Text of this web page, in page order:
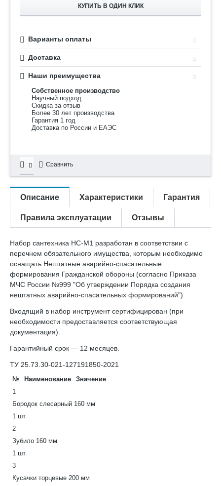
КУПИТЬ В ОДИН КЛИК
Варианты оплаты
Доставка
Наши преимущества
Собственное производство
Научный подход
Скидка за отзыв
Более 30 лет производства
Гарантия 1 год
Доставка по России и ЕАЭС
Сравнить
Описание Характеристики Гарантия
Правила эксплуатации Отзывы
Набор сантехника НС-М1 разработан в соответствии с
перечнем обязательного имущества, которым необходимо
оснащать Нештатные аварийно-спасательные
формирования Гражданской обороны (согласно Приказа
МЧС России №999 "Об утверждении Порядка создания
нештатных аварийно-спасательных формирований").
Входящий в набор инструмент сертифицирован (при
необходимости предоставляется соответствующая
документация).
Гарантийный срок — 12 месяцев.
ТУ 25.73.30-021-127191850-2021
№ Наименование
Значение
1
Бородок слесарный 160 мм
1 шт.
2
Зубило 160 мм
1 шт.
3
Кусачки торцевые 200 мм